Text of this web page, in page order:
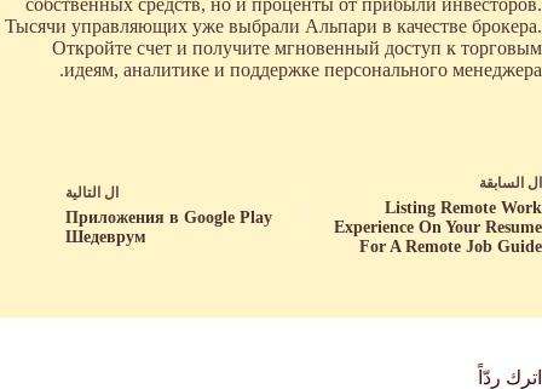
собственных средств, но и проценты от прибыли инвесторов.
Тысячи управляющих уже выбрали Альпари в качестве брокера.
Откройте счет и получите мгновенный доступ к торговым
идеям, аналитике и поддержке персонального менеджера.
ال السابقة
Listing Remote Work
Experience On Your Resume
For A Remote Job Guide
ال التالية
Приложения в Google Play
Шедеврум
اترك ردّاً